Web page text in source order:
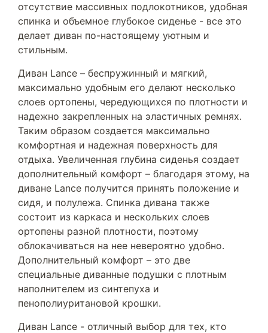
отсутствие массивных подлокотников, удобная
спинка и объемное глубокое сиденье - все это
делает диван по-настоящему уютным и
стильным.
Диван Lance – беспружинный и мягкий,
максимально удобным его делают несколько
слоев ортопены, чередующихся по плотности и
надежно закрепленных на эластичных ремнях.
Таким образом создается максимально
комфортная и надежная поверхность для
отдыха. Увеличенная глубина сиденья создает
дополнительный комфорт – благодаря этому, на
диване Lance получится принять положение и
сидя, и полулежа. Спинка дивана также
состоит из каркаса и нескольких слоев
ортопены разной плотности, поэтому
облокачиваться на нее невероятно удобно.
Дополнительный комфорт – это две
специальные диванные подушки с плотным
наполнителем из синтепуха и
пенополиуритановой крошки.
Диван Lance - отличный выбор для тех, кто